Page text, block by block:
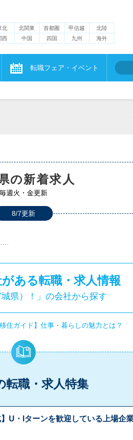
北 北関東 首都圏 甲信越
北陸
西 中国 四国 九州 海外
転職フェア・イベント
の新着求人
毎週火・金更新
8/7更新
ある転職・求人情報
城県）！」の会社から探す
住ガイド】仕事・暮らしの魅力とは？
転職・求人特集
】U・Iターンを歓迎している上場企